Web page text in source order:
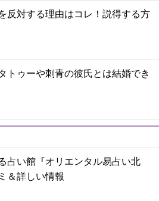
反対する理由はコレ！説得する方
トゥーや刺青の彼氏とは結婚でき
占い館『オリエンタル易占い北
＆詳しい情報